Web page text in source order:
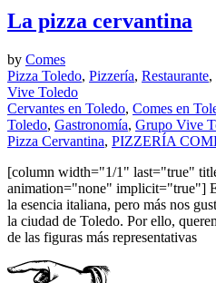
La pizza cervantina
by Comes
Pizza Toledo, Pizzería, Restaurante,
Vive Toledo
Cervantes en Toledo, Comes en
Toledo, Gastronomía, Grupo Vive
Pizza Cervantina, PIZZERÍA
[column width="1/1" last="true"
animation="none" implicit="true"]
la esencia italiana, pero más nos
la ciudad de Toledo. Por ello,
de las figuras más representativas